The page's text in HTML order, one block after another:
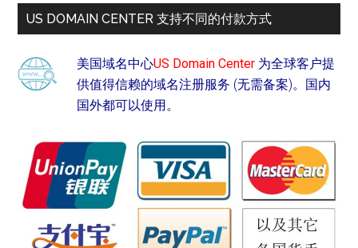
US DOMAIN CENTER 支持不同的付款方式
美国域名中心US Domain Center 为全球客户提
供值得信赖的域名注册服务 (无需备案)。国内
国外都可以使用。